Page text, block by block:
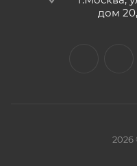
дом
2026